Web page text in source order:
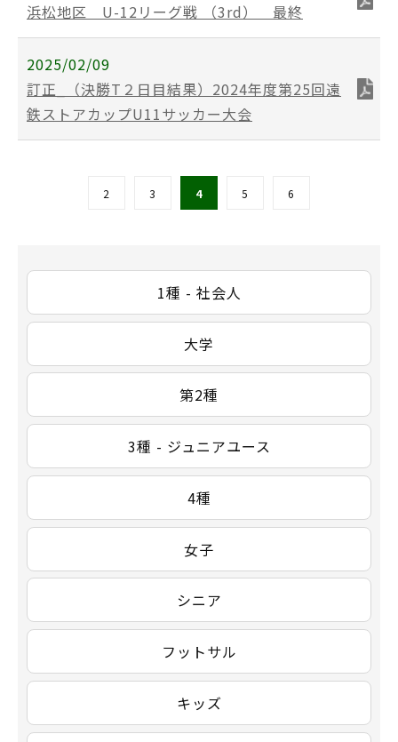
浜松地区 U-12リーグ戦 （3rd） 最終
2025/02/09
訂正_（決勝T２日目結果）2024年度第25回遠
鉄ストアカップU11サッカー大会
2 3 4 5 6
1種 - 社会人
大学
第2種
3種 - ジュニアユース
4種
女子
シニア
フットサル
キッズ